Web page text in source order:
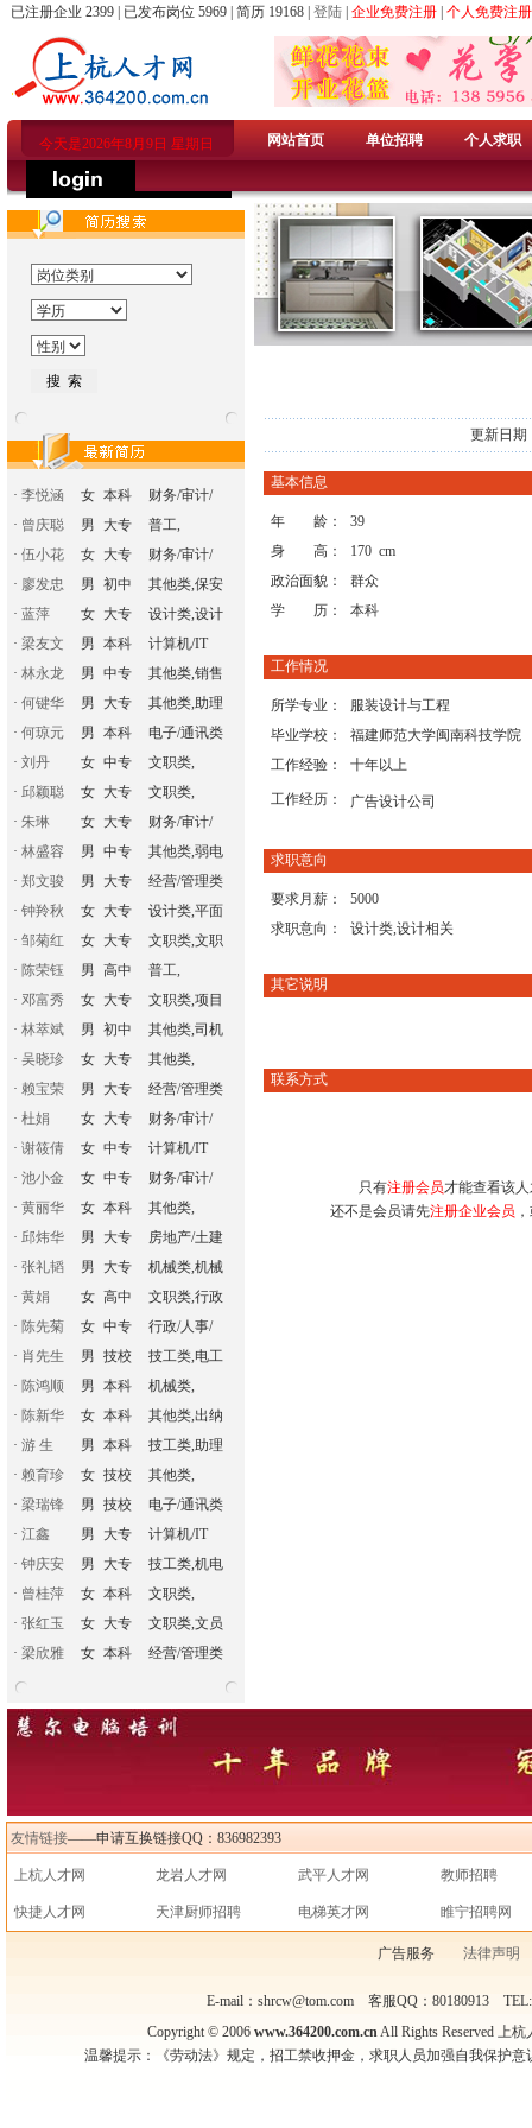
已注册企业 2399 | 已发布岗位 5969 | 简历 19168 | 登陆 企业免费注册 个人免费注册
今天是2026年8月9日 星期日 网站首页 单位招聘 个人求职
· 李悦涵 女 本科
财务/审计/
· 曾庆聪 男 大专
普工,
· 伍小花 女 大专
财务/审计/
· 廖发忠 男 初中
其他类,保安
· 蓝萍 女 大专
设计类,设计
· 梁友文 男 本科
计算机/IT
· 林永龙 男 中专
其他类,销售
· 何键华 男 大专
其他类,助理
· 何琼元 男 本科
电子/通讯类
· 刘丹 女 中专
文职类,
· 邱颖聪 女 大专
文职类,
· 朱琳 女 大专
财务/审计/
· 林盛容 男 中专
其他类,弱电
· 郑文骏 男 大专
经营/管理类
· 钟羚秋 女 大专
设计类,平面
· 邹菊红 女 大专
文职类,文职
· 陈荣钰 男 高中
普工,
· 邓富秀 女 大专
文职类,项目
· 林萃斌 男 初中
其他类,司机
· 吴晓珍 女 大专
其他类,
· 赖宝荣 男 大专
经营/管理类
· 杜娟 女 大专
财务/审计/
· 谢筱倩 女 中专
计算机/IT
· 池小金 女 中专
财务/审计/
· 黄丽华 女 本科
其他类,
· 邱炜华 男 大专
房地产/土建
· 张礼韬 男 大专
机械类,机械
· 黄娟 女 高中
文职类,行政
· 陈先菊 女 中专
行政/人事/
· 肖先生 男 技校
技工类,电工
· 陈鸿顺 男 本科
机械类,
· 陈新华 女 本科
其他类,出纳
· 游 生 男 本科
技工类,助理
· 赖育珍 女 技校
其他类,
· 梁瑞锋 男 技校
电子/通讯类
· 江鑫 男 大专
计算机/IT
· 钟庆安 男 大专
技工类,机电
· 曾桂萍 女 本科
文职类,
· 张红玉 女 大专
文职类,文员
· 梁欣雅 女 本科 经营/管理类
更新日
基本信息
年 龄：
39
身 高：
170 cm
政治面貌：
群众
学 历：
本科
工作情况
所学专业：
服装设计与工程
毕业学校：
福建师范大学闽南科技学院
工作经验：
十年以上
工作经历： 广告设计公司
求职意向
要求月薪：
5000
求职意向：
设计类,设计相关
其它说明
联系方式
只有注册会员才能查看该
还不是会员请先注册企业会员
友情链接——申请互换链接QQ：836982393
上杭人才网 龙岩人才网 武平人才网 教师招聘
快捷人才网 天津厨师招聘 电梯英才网 睢宁招聘网
广告服务 法律声明
E-mail：shrcw@tom.com 客服QQ：80180913
Copyright © 2006 www.364200.com.cnAll Rights Reserved
温馨提示：《劳动法》规定，招工禁收押金，求职人员加强自我保护